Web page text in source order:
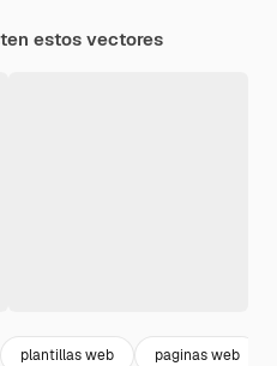
estos vectores
plantillas web paginas web